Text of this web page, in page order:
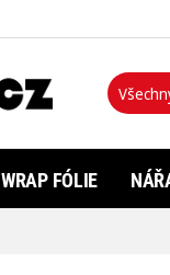
Hledat...
WRAP FÓLIE